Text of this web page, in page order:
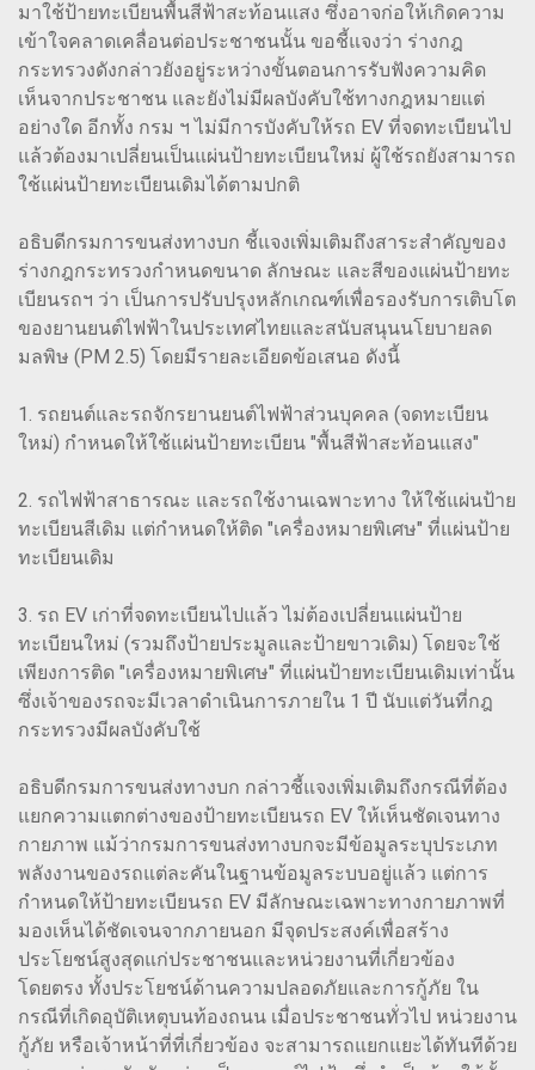
มาใช้ป้ายทะเบียนพื้นสีฟ้าสะท้อนแสง ซึ่งอาจก่อให้เกิดความ
เข้าใจคลาดเคลื่อนต่อประชาชนนั้น ขอชี้แจงว่า ร่างกฎ
กระทรวงดังกล่าวยังอยู่ระหว่างขั้นตอนการรับฟังความคิด
เห็นจากประชาชน และยังไม่มีผลบังคับใช้ทางกฎหมายแต่
อย่างใด อีกทั้ง กรม ฯ ไม่มีการบังคับให้รถ EV ที่จดทะเบียนไป
แล้วต้องมาเปลี่ยนเป็นแผ่นป้ายทะเบียนใหม่ ผู้ใช้รถยังสามารถ
ใช้แผ่นป้ายทะเบียนเดิมได้ตามปกติ
อธิบดีกรมการขนส่งทางบก ชี้แจงเพิ่มเติมถึงสาระสำคัญของ
ร่างกฎกระทรวงกำหนดขนาด ลักษณะ และสีของแผ่นป้ายทะ
เบียนรถฯ ว่า เป็นการปรับปรุงหลักเกณฑ์เพื่อรองรับการเติบโต
ของยานยนต์ไฟฟ้าในประเทศไทยและสนับสนุนนโยบายลด
มลพิษ (PM 2.5) โดยมีรายละเอียดข้อเสนอ ดังนี้
1. รถยนต์และรถจักรยานยนต์ไฟฟ้าส่วนบุคคล (จดทะเบียน
ใหม่) กำหนดให้ใช้แผ่นป้ายทะเบียน "พื้นสีฟ้าสะท้อนแสง"
2. รถไฟฟ้าสาธารณะ และรถใช้งานเฉพาะทาง ให้ใช้แผ่นป้าย
ทะเบียนสีเดิม แต่กำหนดให้ติด "เครื่องหมายพิเศษ" ที่แผ่นป้าย
ทะเบียนเดิม
3. รถ EV เก่าที่จดทะเบียนไปแล้ว ไม่ต้องเปลี่ยนแผ่นป้าย
ทะเบียนใหม่ (รวมถึงป้ายประมูลและป้ายขาวเดิม) โดยจะใช้
เพียงการติด "เครื่องหมายพิเศษ" ที่แผ่นป้ายทะเบียนเดิมเท่านั้น
ซึ่งเจ้าของรถจะมีเวลาดำเนินการภายใน 1 ปี นับแต่วันที่กฎ
กระทรวงมีผลบังคับใช้
อธิบดีกรมการขนส่งทางบก กล่าวชี้แจงเพิ่มเติมถึงกรณีที่ต้อง
แยกความแตกต่างของป้ายทะเบียนรถ EV ให้เห็นชัดเจนทาง
กายภาพ แม้ว่ากรมการขนส่งทางบกจะมีข้อมูลระบุประเภท
พลังงานของรถแต่ละคันในฐานข้อมูลระบบอยู่แล้ว แต่การ
กำหนดให้ป้ายทะเบียนรถ EV มีลักษณะเฉพาะทางกายภาพที่
มองเห็นได้ชัดเจนจากภายนอก มีจุดประสงค์เพื่อสร้าง
ประโยชน์สูงสุดแก่ประชาชนและหน่วยงานที่เกี่ยวข้อง
โดยตรง ทั้งประโยชน์ด้านความปลอดภัยและการกู้ภัย ใน
กรณีที่เกิดอุบัติเหตุบนท้องถนน เมื่อประชาชนทั่วไป หน่วยงาน
กู้ภัย หรือเจ้าหน้าที่ที่เกี่ยวข้อง จะสามารถแยกแยะได้ทันทีด้วย